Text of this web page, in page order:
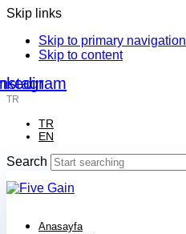
Skip links
Skip to primary navigation
Skip to content
TR
TR
EN
Search
Anasayfa